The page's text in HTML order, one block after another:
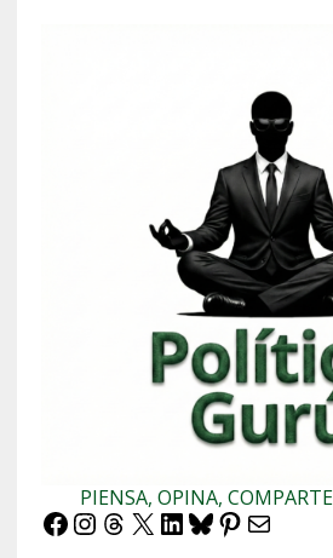
PIENSA, OPINA,
Facebook
Instagram
Threads
X LinkedIn
Bluesky
Pinterest
Correo